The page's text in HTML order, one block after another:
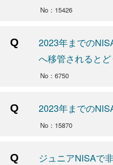
No：15426
2023年までの
へ移管されると
No：6750
2023年までの
No：15870
ジュニアNISAで